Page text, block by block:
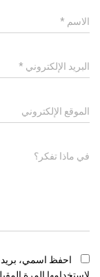
الاسم *
البريد الإلكتروني *
الموقع الإلكتروني
في ماذا تفكر؟
احفظ اسمي،